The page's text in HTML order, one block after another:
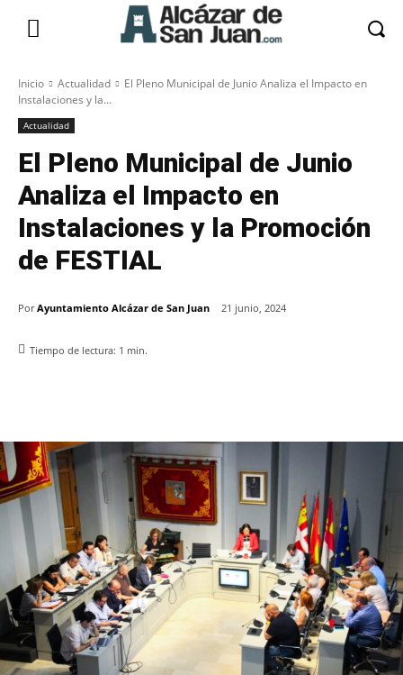
Inicio Actualidad
El Pleno Municipal de Junio Analiza el Impacto en
Instalaciones y la...
Actualidad
El Pleno Municipal de Junio
Analiza el Impacto en
Instalaciones y la Promoción
de FESTIAL
Por Ayuntamiento Alcázar de San Juan 21 junio, 2024
Tiempo de lectura: 1 min.